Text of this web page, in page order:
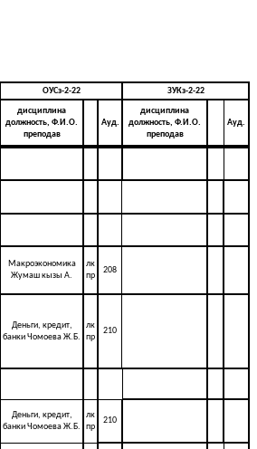
ОУСз-2-22
ЗУКз-2-22
дисциплина
должность, Ф.И.О.
преподав
Ауд.
дисциплина
должность, Ф.И.О.
преподав
Ауд.
Макроэкономика
Жумаш кызы А.
лк
пр
208
Деньги, кредит,
банки Чомоева Ж.Б.
лк
пр
210
Деньги, кредит,
банки Чомоева Ж.Б.
лк
пр
210